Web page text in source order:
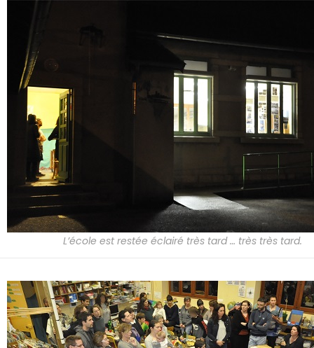
L’école est restée éclairé très tard … très très tard.